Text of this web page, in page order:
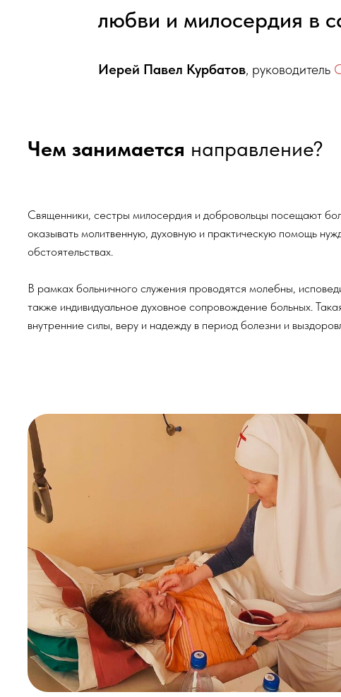
любви и милосердия в
Иерей Павел Курбатов, руководитель
Священники, сестры милосердия и добровольцы посещают больницы и
В рамках больничного служения проводятся молебны, исповеди,
также индивидуальное духовное сопровождение больных. Такая
внутренние силы, веру и надежду в период болезни и выздоровления.
Сестры милосердия помогают пожилым пациентам